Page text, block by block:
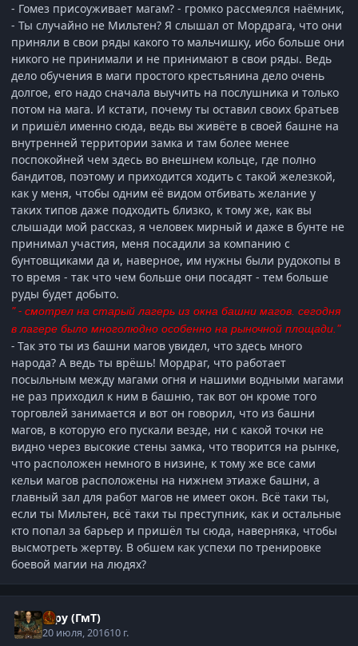
- Гомез присоуживает магам? - громко рассмеялся наёмник,
- Ты случайно не Мильтен? Я слышал от Мордрага, что они
приняли в свои ряды какого то мальчишку, ибо больше они
никого не принимали и не принимают в свои ряды. Ведь
дело обучения в маги простого крестьянина дело очень
долгое, его надо сначала выучить на послушника и только
потом на мага. И кстати, почему ты оставил своих братьев
и пришёл именно сюда, ведь вы живёте в своей башне на
внутренней территории замка и там более менее
поспокойней чем здесь во внешнем кольце, где полно
бандитов, поэтому и приходится ходить с такой железкой,
как у меня, чтобы одним её видом отбивать желание у
таких типов даже подходить близко, к тому же, как вы
слышади мой рассказ, я человек мирный и даже в бунте не
принимал участия, меня посадили за компанию с
бунтовщиками да и, наверное, им нужны были рудокопы в
то время - так что чем больше они посадят - тем больше
руды будет добыто.
" - смотрел на старый лагерь из окна башни магов. сегодня
в лагере было многолюдно особенно на рыночной площади."
- Так это ты из башни магов увидел, что здесь много
народа? А ведь ты врёшь! Мордраг, что работает
посыльным между магами огня и нашими водными магами
не раз приходил к ним в башню, так вот он кроме того
торговлей занимается и вот он говорил, что из башни
магов, в которую его пускали везде, ни с какой точки не
видно через высокие стены замка, что творится на рынке,
что расположен немного в низине, к тому же все сами
кельи магов расположены на нижнем этиаже башни, а
главный зал для работ магов не имеет окон. Всё таки ты,
если ты Мильтен, всё таки ты преступник, как и остальные
кто попал за барьер и пришёл ты сюда, наверняка, чтобы
высмотреть жертву. В обшем как успехи по тренировке
боевой магии на людях?
Гуру (ГмТ)
20 июля, 201610 г.